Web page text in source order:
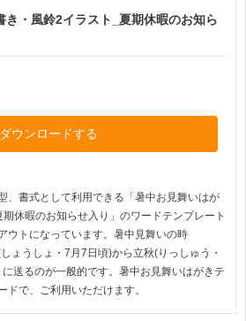
き・風鈴2イラスト_夏期休暇のお知ら
ダウンロードする
、書式として利用できる「暑中お見舞いはが
休暇のお知らせ入り」のワードテンプレート
ウトになっています。暑中見舞いの時
ょうしょ・7月7日頃)から立秋(りっしゅう・
送るのが一般的です。暑中お見舞いはがきテ
ドで、ご利用いただけます。